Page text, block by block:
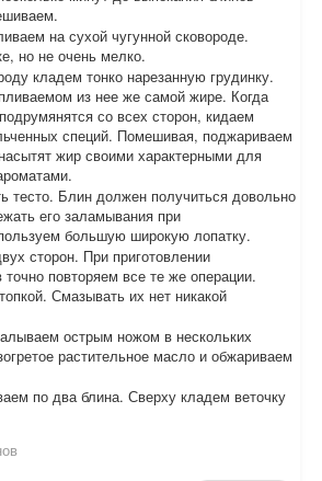
на сухой чугунной сковороде.
но не очень мелко.
кладем тонко нарезанную грудинку.
из нее же самой жире. Когда
со всех сторон, кидаем
специй. Помешивая, поджариваем
жир своими характерными для
тесто. Блин должен получиться довольно
его заламывания при
большую широкую лопатку.
сторон. При приготовлении
повторяем все те же операции.
Смазывать их нет никакой
острым ножом в нескольких
растительное масло и обжариваем
по два блина. Сверху кладем веточку